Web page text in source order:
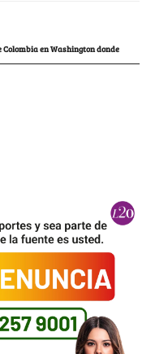
Colombia en Washington donde